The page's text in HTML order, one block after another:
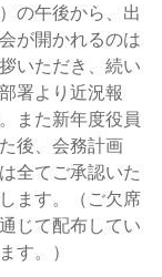
の午後から、出
が開かれるのは
いただき、続い
署より近況報
また新年度役員
後、会務計画
全てご承認いた
ます。（ご欠席
じて配布してい
す。）